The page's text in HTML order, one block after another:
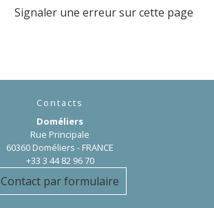
Signaler une erreur sur cette page
Contacts
Doméliers
Rue Principale
60360 Doméliers - FRANCE
+33 3 44 82 96 70
Contact par formulaire